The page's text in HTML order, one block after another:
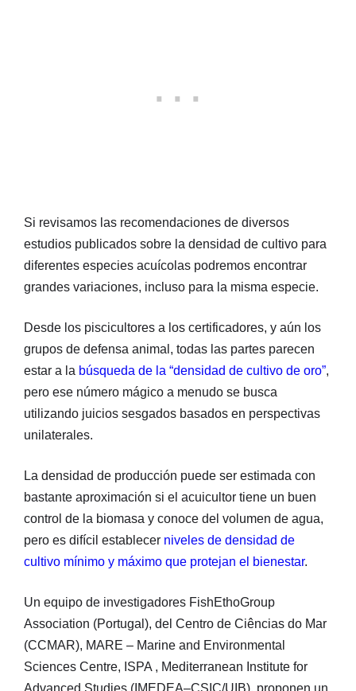
Si revisamos las recomendaciones de diversos
estudios publicados sobre la densidad de cultivo para
diferentes especies acuícolas podremos encontrar
grandes variaciones, incluso para la misma especie.
Desde los piscicultores a los certificadores, y aún los
grupos de defensa animal, todas las partes parecen
estar a la búsqueda de la “densidad de cultivo de oro”,
pero ese número mágico a menudo se busca
utilizando juicios sesgados basados en perspectivas
unilaterales.
La densidad de producción puede ser estimada con
bastante aproximación si el acuicultor tiene un buen
control de la biomasa y conoce del volumen de agua,
pero es difícil establecer niveles de densidad de
cultivo mínimo y máximo que protejan el bienestar.
Un equipo de investigadores FishEthoGroup
Association (Portugal), del Centro de Ciências do Mar
(CCMAR), MARE – Marine and Environmental
Sciences Centre, ISPA , Mediterranean Institute for
Advanced Studies (IMEDEA–CSIC/UIB), proponen un